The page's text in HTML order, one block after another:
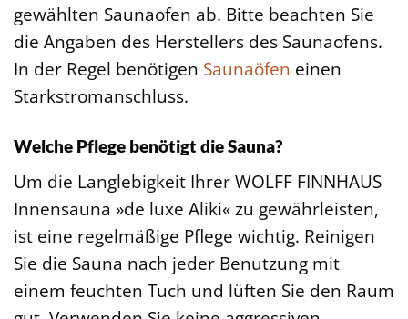
gewählten Saunaofen ab. Bitte beachten Sie
die Angaben des Herstellers des Saunaofens.
In der Regel benötigen Saunaöfen einen
Starkstromanschluss.
Welche Pflege benötigt die Sauna?
Um die Langlebigkeit Ihrer WOLFF FINNHAUS
Innensauna »de luxe Aliki« zu gewährleisten,
ist eine regelmäßige Pflege wichtig. Reinigen
Sie die Sauna nach jeder Benutzung mit
einem feuchten Tuch und lüften Sie den Raum